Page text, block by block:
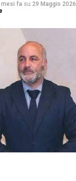
mesi fa su 29 Maggio 2026